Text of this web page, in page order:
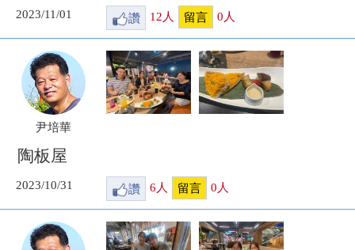
2023/11/01 讚 12人 留言 0人
尹培華
陶板屋
2023/10/31 讚 6 人 留言 0 人